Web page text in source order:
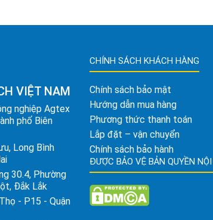
VIỆT NAM
nghiệp Agtex
phố Biên
Long Bình
30.4, Phường
Đắk Lắk
- P15 - Quận
CHÍNH SÁCH KHÁCH HÀNG
Chính sách bảo mật
Hướng dẫn mua hàng
Phương thức thanh toán
Lắp đặt – vận chuyển
Chính sách bảo hành
ĐƯỢC BẢO VỆ BẢN QUYỀN